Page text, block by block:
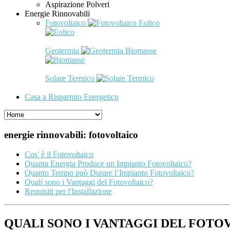
Aspirazione Polveri
Energie Rinnovabili
Fotovoltaico
Eolico
Geotermia Biomasse
Solare Termico
Casa a Risparmio Energetico
energie rinnovabili: fotovoltaico
Cos' è il Fotovoltaico
Quanta Energia Produce un Impianto Fotovoltaico?
Quanto Tempo può Durare l’Impianto Fotovoltaico?
Quali sono i Vantaggi del Fotovoltaico?
Requisiti per l'Installazione
QUALI SONO I VANTAGGI DEL